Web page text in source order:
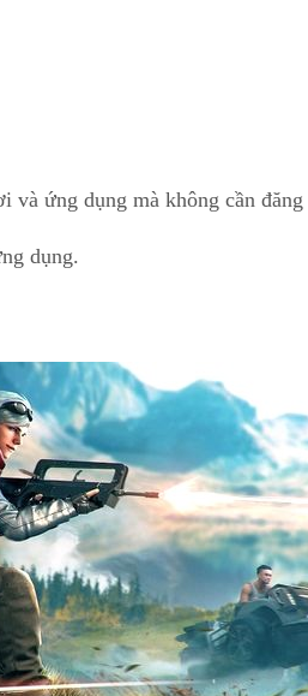
ứng dụng mà không cần đăng
dụng.